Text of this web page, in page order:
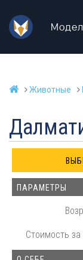
Животные
ПАРАМЕТРЫ
Стоимость за